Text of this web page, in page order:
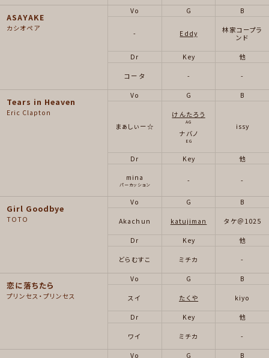
ASAYAKE
カシオペア
Vo
-
G
Eddy
B
林家コープラ
ンド
Dr
コータ
Key
-
他
-
Tears in Heaven
Eric Clapton
Vo
まぁしぃー☆
G
けんたろう
AG
ナバノ
EG
B
issy
Dr
mina
パーカッション
Key
-
他
-
Girl Goodbye
TOTO
Vo
Akachun
G
katujiman
B
タケ＠1025
Dr
どらむすこ
Key
ミチカ
他
-
恋に落ちたら
プリンセス・プリンセス
Vo
スイ
G
たくや
B
kiyo
Dr
ワイ
Key
ミチカ
他
-
Vo G B